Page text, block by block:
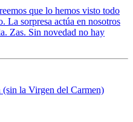
que lo hemos visto todo
La sorpresa actúa en nosotros
Zas. Sin novedad no hay
la Virgen del Carmen)